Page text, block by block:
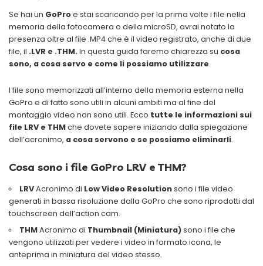
Se hai un GoProe stai scaricando per la prima volte i file nella
memoria della fotocamera o della microSD, avrai notato la
presenza oltre al file .MP4 che è il video registrato, anche di due
file, il .LVR e .THM. In questa guida faremo chiarezza su cosa
sono, a cosa servo e come li possiamo utilizzare.
I file sono memorizzati all’interno della memoria esterna nella
GoPro e di fatto sono utili in alcuni ambiti ma al fine del
montaggio video non sono utili. Ecco tutte le informazioni sui
file LRV e THMche dovete sapere iniziando dalla spiegazione
dell’acronimo, a cosa servono e se possiamo eliminarli.
Cosa sono i file GoPro LRV e THM?
LRVAcronimo di Low Video Resolutionsono i file video
generati in bassa risoluzione dalla GoPro che sono riprodotti dal
touchscreen dell’action cam.
THMAcronimo di Thumbnail (Miniatura)sono i file che
vengono utilizzati per vedere i video in formato icona, le
anteprima in miniatura del video stesso.